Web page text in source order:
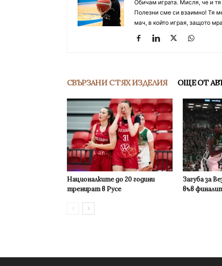
Обичам играта. Мисля, че и
Полезни сме си взаимно! Тя
мач, в който играя, защото
СВЪРЗАНИ С ТЯХ ИЗДЕЛИЯ ОЩЕ ОТ
Националките до 20 години
тренират в Русе
Загуба за
във